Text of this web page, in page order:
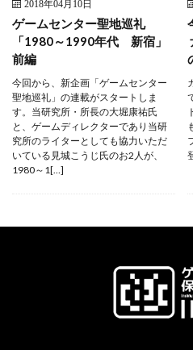
2018年04月10日
ゲームセンター聖地巡礼
「1980～1990年代 新宿」
前編
今回から、新企画「ゲームセンター
聖地巡礼」の連載がスタートしま
す。当研究所・所長の大堀康祐氏
と、ゲームディレクターであり当研
究所のライターとしても協力いただ
いている見城こうじ氏のお2人が、
1980～1[…]